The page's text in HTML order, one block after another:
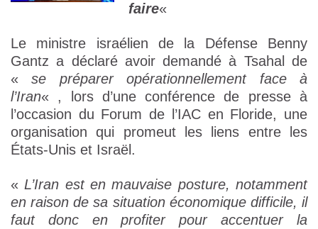
faire«
Le ministre israélien de la Défense Benny
Gantz a déclaré avoir demandé à Tsahal de
«se préparer opérationnellement face à
l’Iran« , lors d’une conférence de presse à
l’occasion du Forum de l’IAC en Floride, une
organisation qui promeut les liens entre les
États-Unis et Israël.
« L’Iran est en mauvaise posture, notamment
en raison de sa situation économique difficile, il
faut donc en profiter pour accentuer la